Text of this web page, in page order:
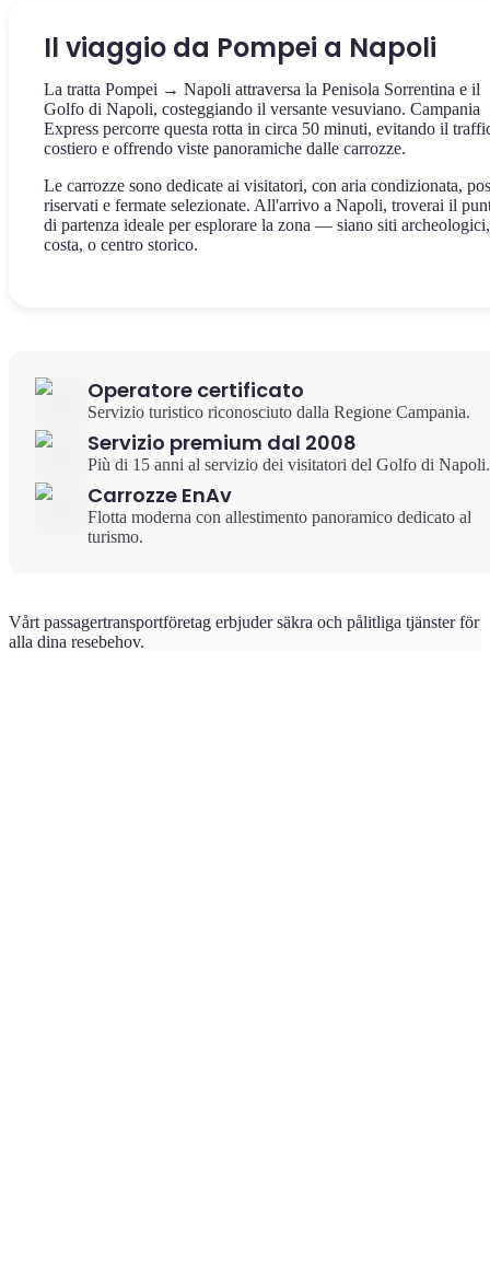
Il viaggio da Pompei a Napoli
La tratta Pompei → Napoli attraversa la Penisola Sorrentina e il
Golfo di Napoli, costeggiando il versante vesuviano. Campania
Express percorre questa rotta in circa 50 minuti, evitando il
costiero e offrendo viste panoramiche dalle carrozze.
Le carrozze sono dedicate ai visitatori, con aria condizionata,
riservati e fermate selezionate. All'arrivo a Napoli, troverai il
di partenza ideale per esplorare la zona — siano siti archeologici,
costa, o centro storico.
Operatore certificato
Servizio turistico riconosciuto dalla Regione Campania.
Servizio premium dal 2008
Più di 15 anni al servizio dei visitatori del Golfo di Napoli.
Carrozze EnAv
Flotta moderna con allestimento panoramico dedicato al
turismo.
Vårt passagertransportföretag erbjuder säkra och pålitliga tjänster för
alla dina resebehov.